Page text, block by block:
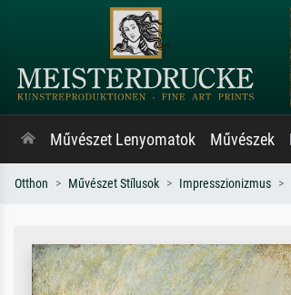
Művészet Lenyomatok Művészek
Otthon Művészet Stílusok Impresszionizmus